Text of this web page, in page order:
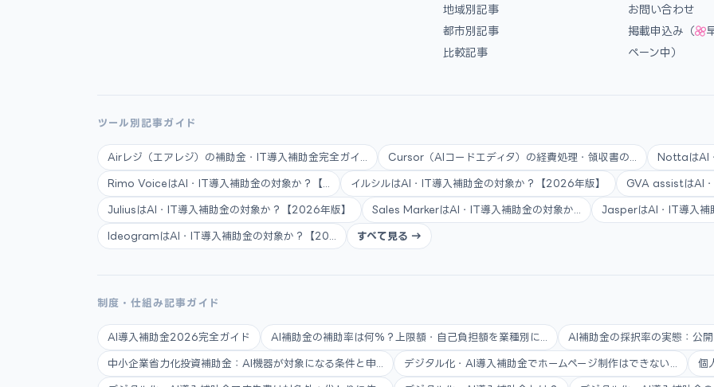
地域別記事
都市別記事
比較記事
お問い合わせ
掲載申込み（
ペーン中）
ツール別記事ガイド
Airレジ（エアレジ）の補助金・IT導入補助金完全ガイ... Cursor（AIコードエディタ）の経費処理・領収書の... NottaはAI
Rimo VoiceはAI・IT導入補助金の対象か？【... イルシルはAI・IT導入補助金の対象か？【2026年版】 GVA assistはAI
JuliusはAI・IT導入補助金の対象か？【2026年版】 Sales MarkerはAI・IT導入補助金の対象か... JasperはAI・IT導入補
IdeogramはAI・IT導入補助金の対象か？【20... すべて見る →
制度・仕組み記事ガイド
AI導入補助金2026完全ガイド AI補助金の補助率は何%？上限額・自己負担額を業種別に... AI補助金の採択率の実態：公
中小企業省力化投資補助金：AI機器が対象になる条件と申... デジタル化・AI導入補助金でホームページ制作はできない... 個